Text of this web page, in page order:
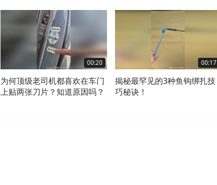
00:20
为何顶级老司机都喜欢在车门
上贴两张刀片？知道原因吗？
00:17
揭秘最罕见的3种鱼钩绑扎技
巧秘诀！